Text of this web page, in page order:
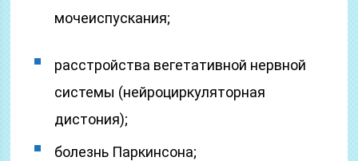
мочеиспускания;
­расстройства вегетативной нервной
системы (нейроциркуляторная
дистония);
­болезнь Паркинсона;